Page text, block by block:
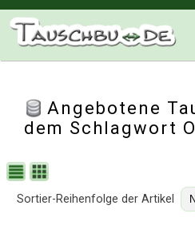
Angebotene
dem Schlagwort
Sortier-Reihenfolge der Artikel